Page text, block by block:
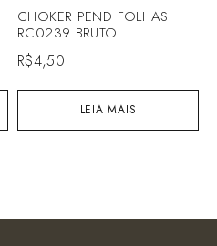
LEIA MAIS
CHOKER PEND FOLHAS
RC0239 BRUTO
R$4,50